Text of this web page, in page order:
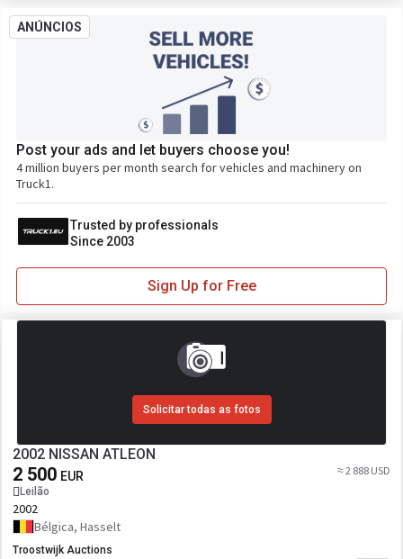
ANÚNCIOS
Post your ads and let buyers choose you!
4 million buyers per month search for vehicles and machinery on
Truck1.
Trusted by professionals
Since 2003
Sign Up for Free
Solicitar todas as fotos
2002 NISSAN ATLEON
2 500 EUR
Leilão
≈ 2 888 USD
2002
Bélgica, Hasselt
Troostwijk Auctions